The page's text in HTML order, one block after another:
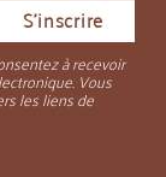
à recevoir
Vous
les liens de